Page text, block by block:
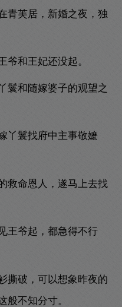
青芙居，新婚之夜，独
爷和王妃还没起。
鬟和随嫁婆子的观望之
丫鬟找府中主事敬嬷
救命恩人，遂马上去找
王爷起，都急得不行
撕破，可以想象昨夜的
般不知分寸。